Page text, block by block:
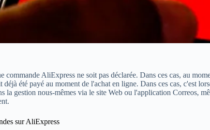
AliExpress ne soit pas déclarée. Dans ces cas, au
déjà été payé au moment de l'achat en ligne. Dans ces cas, c'est
la gestion nous-mêmes via le site Web ou l'application Correos,
sur AliExpress